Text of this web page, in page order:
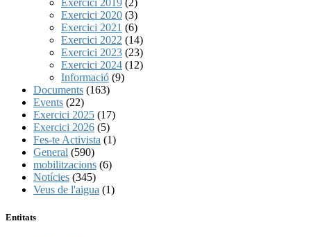
Exercici 2019 (2)
Exercici 2020 (3)
Exercici 2021 (6)
Exercici 2022 (14)
Exercici 2023 (23)
Exercici 2024 (12)
Informació (9)
Documents (163)
Events (22)
Exercici 2025 (17)
Exercici 2026 (5)
Fes-te Activista (1)
General (590)
mobilitzacions (6)
Notícies (345)
Veus de l'aigua (1)
Entitats